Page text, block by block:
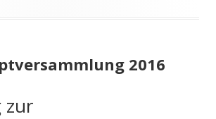
2016
zur